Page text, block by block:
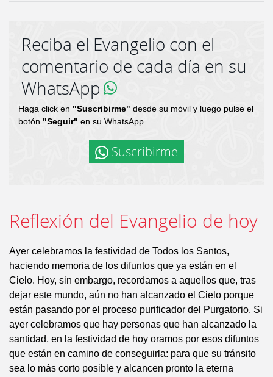
Reciba el Evangelio con el
comentario de cada día en su
WhatsApp
Haga click en "Suscribirme" desde su móvil y luego pulse el
botón "Seguir" en su WhatsApp.
Suscribirme
Reflexión del Evangelio de hoy
Ayer celebramos la festividad de Todos los Santos,
haciendo memoria de los difuntos que ya están en el
Cielo. Hoy, sin embargo, recordamos a aquellos que, tras
dejar este mundo, aún no han alcanzado el Cielo porque
están pasando por el proceso purificador del Purgatorio. Si
ayer celebramos que hay personas que han alcanzado la
santidad, en la festividad de hoy oramos por esos difuntos
que están en camino de conseguirla: para que su tránsito
sea lo más corto posible y alcancen pronto la eterna